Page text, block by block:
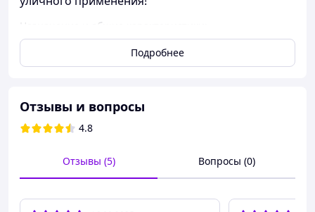
Назначение и общие характеристики:
Накладные доводчики верхнего расположения
предназначены для установки как на левые, так и на
Температурный диапазон: от -30 до +60
Рекомендуемая максимальная ширина
Подробнее
Отзывы и вопросы
4.8
Отзывы (5) Вопросы (0)